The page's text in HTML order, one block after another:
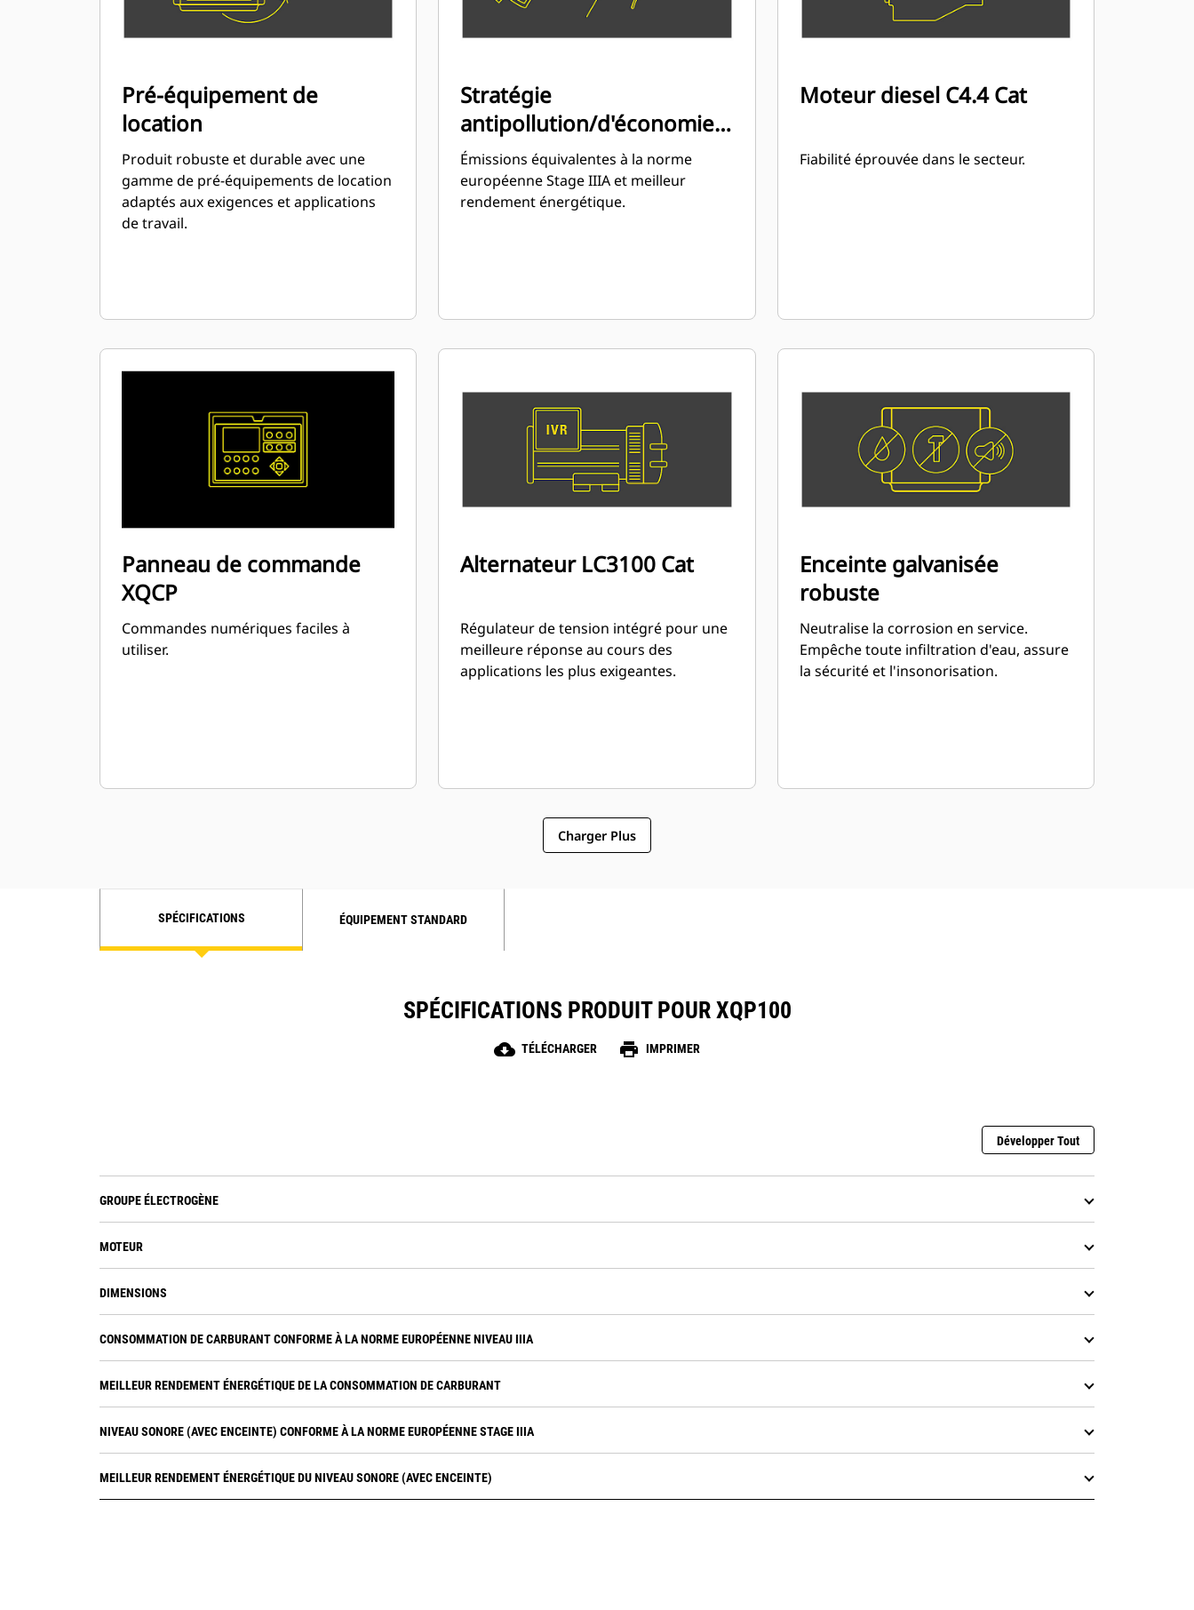
Pré-équipement de
location
Produit robuste et durable avec une
gamme de pré-équipements de location
adaptés aux exigences et applications
de travail.
Stratégie
antipollution/d'économie
de carburant
Émissions équivalentes à la norme
européenne Stage IIIA et meilleur
rendement énergétique.
Moteur diesel C4.4 Cat
Fiabilité éprouvée dans le secteur.
Panneau de commande
XQCP
Commandes numériques faciles à
utiliser.
Alternateur LC3100 Cat
Régulateur de tension intégré pour une
meilleure réponse au cours des
applications les plus exigeantes.
Enceinte galvanisée
robuste
Neutralise la corrosion en service.
Empêche toute infiltration d'eau, assure
la sécurité et l'insonorisation.
Charger Plus
SPÉCIFICATIONS ÉQUIPEMENT STANDARD
SPÉCIFICATIONS PRODUIT POUR XQP100
cloud_download TÉLÉCHARGER print IMPRIMER
Développer Tout
GROUPE ÉLECTROGÈNE
MOTEUR
DIMENSIONS
CONSOMMATION DE CARBURANT CONFORME À LA NORME EUROPÉENNE NIVEAU IIIA
MEILLEUR RENDEMENT ÉNERGÉTIQUE DE LA CONSOMMATION DE CARBURANT
NIVEAU SONORE (AVEC ENCEINTE) CONFORME À LA NORME EUROPÉENNE STAGE IIIA
MEILLEUR RENDEMENT ÉNERGÉTIQUE DU NIVEAU SONORE (AVEC ENCEINTE)